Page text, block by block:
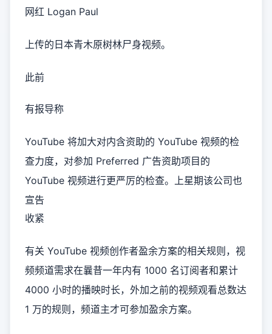
网红 Logan Paul
上传的日本青木原树林尸身视频。
此前
有报导称
YouTube 将加大对内含资助的 YouTube 视频的检
查力度，对参加 Preferred 广告资助项目的
YouTube 视频进行更严厉的检查。上星期该公司也
宣告
收紧
有关 YouTube 视频创作者盈余方案的相关规则，视
频频道需求在曩昔一年内有 1000 名订阅者和累计
4000 小时的播映时长，外加之前的视频观看总数达
1 万的规则，频道主才可参加盈余方案。